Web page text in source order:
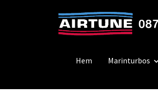
Hem Marinturbos